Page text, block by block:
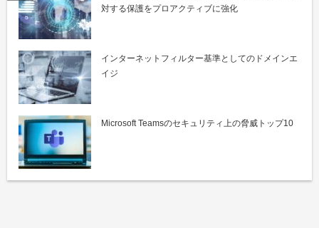
対する保護をプロアクティブに強化
インターネットフィルター基準としてのドメインエ
イジ
Microsoft Teamsのセキュリティ上の脅威トップ10